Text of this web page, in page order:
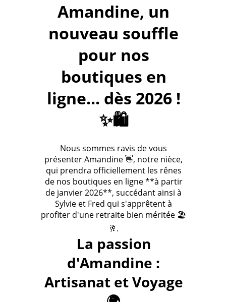
Amandine, un
nouveau souffle
pour nos
boutiques en
ligne... dès 2026 !
✨🛍️
Nous sommes ravis de vous
présenter Amandine 👋, notre nièce,
qui prendra officiellement les rênes
de nos boutiques en ligne **à partir
de janvier 2026**, succédant ainsi à
Sylvie et Fred qui s'apprêtent à
profiter d'une retraite bien méritée 🏖️
🥂.
La passion
d'Amandine :
Artisanat et Voyage